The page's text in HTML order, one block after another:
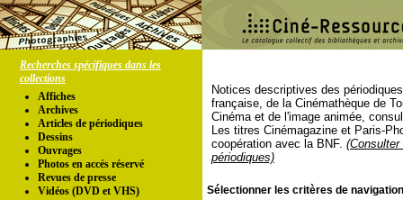
Recherches spécifiques dans les
collections
Affiches
Archives
Articles de périodiques
Dessins
Ouvrages
Photos en accés réservé
Revues de presse
Vidéos (DVD et VHS)
Notices descriptives des
française, de la Cinémathèque de
Cinéma et de l'image animée,
Les titres Cinémagazine et Paris-
coopération avec la BNF.
périodiques)
Sélectionner les critères de